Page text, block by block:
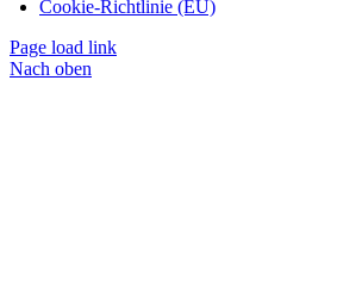
Cookie-Richtlinie (EU)
Page load link
Nach oben